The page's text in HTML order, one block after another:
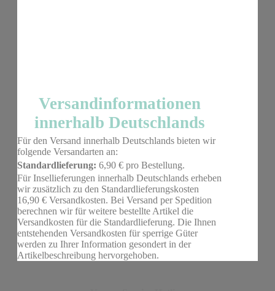
Versandinformationen
innerhalb Deutschlands
Für den Versand innerhalb Deutschlands bieten wir
folgende Versandarten an:
Standardlieferung: 6,90 € pro Bestellung.
Für Insellieferungen innerhalb Deutschlands erheben
wir zusätzlich zu den Standardlieferungskosten
16,90 € Versandkosten. Bei Versand per Spedition
berechnen wir für weitere bestellte Artikel die
Versandkosten für die Standardlieferung. Die Ihnen
entstehenden Versandkosten für sperrige Güter
werden zu Ihrer Information gesondert in der
Artikelbeschreibung hervorgehoben.